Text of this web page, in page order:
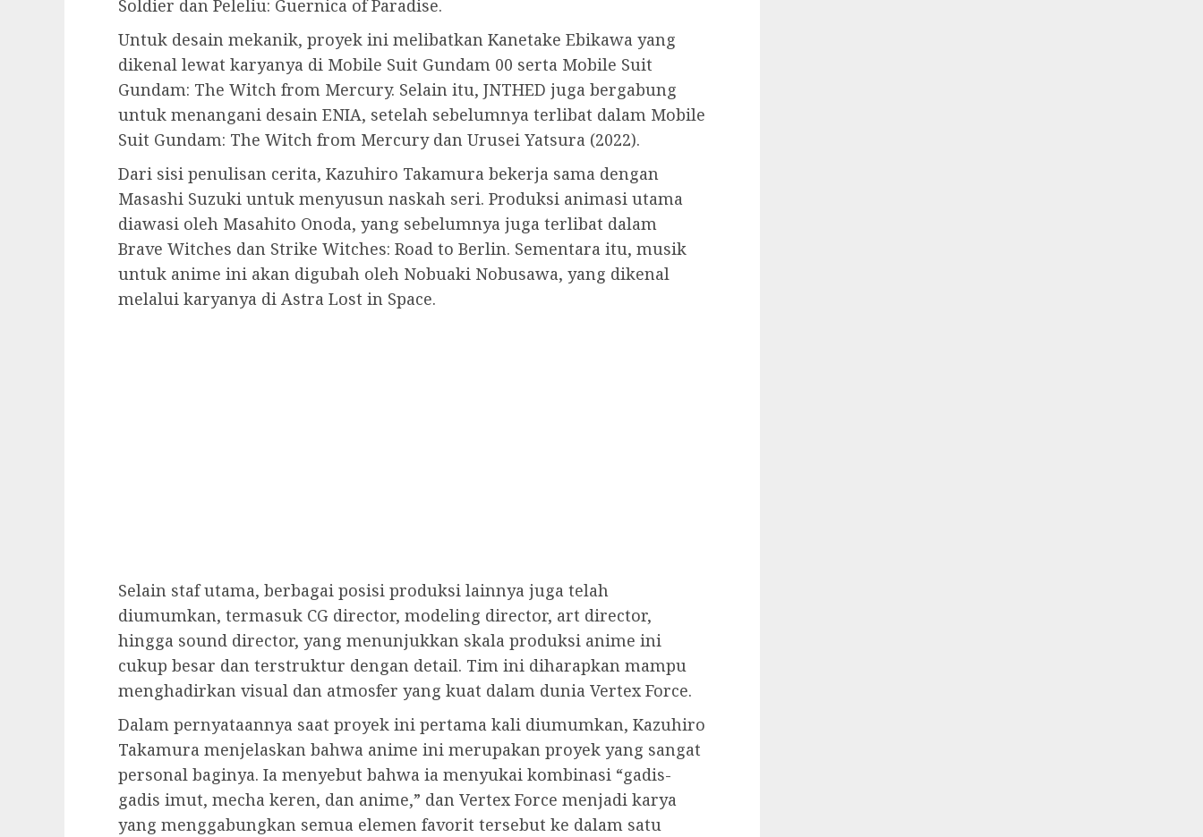
Soldier dan Peleliu: Guernica of Paradise.
Untuk desain mekanik, proyek ini melibatkan Kanetake Ebikawa yang
dikenal lewat karyanya di Mobile Suit Gundam 00 serta Mobile Suit
Gundam: The Witch from Mercury. Selain itu, JNTHED juga bergabung
untuk menangani desain ENIA, setelah sebelumnya terlibat dalam Mobile
Suit Gundam: The Witch from Mercury dan Urusei Yatsura (2022).
Dari sisi penulisan cerita, Kazuhiro Takamura bekerja sama dengan
Masashi Suzuki untuk menyusun naskah seri. Produksi animasi utama
diawasi oleh Masahito Onoda, yang sebelumnya juga terlibat dalam
Brave Witches dan Strike Witches: Road to Berlin. Sementara itu, musik
untuk anime ini akan digubah oleh Nobuaki Nobusawa, yang dikenal
melalui karyanya di Astra Lost in Space.
Selain staf utama, berbagai posisi produksi lainnya juga telah
diumumkan, termasuk CG director, modeling director, art director,
hingga sound director, yang menunjukkan skala produksi anime ini
cukup besar dan terstruktur dengan detail. Tim ini diharapkan mampu
menghadirkan visual dan atmosfer yang kuat dalam dunia Vertex Force.
Dalam pernyataannya saat proyek ini pertama kali diumumkan, Kazuhiro
Takamura menjelaskan bahwa anime ini merupakan proyek yang sangat
personal baginya. Ia menyebut bahwa ia menyukai kombinasi “gadis-
gadis imut, mecha keren, dan anime,” dan Vertex Force menjadi karya
yang menggabungkan semua elemen favorit tersebut ke dalam satu